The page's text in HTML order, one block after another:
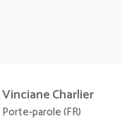
VincianeCharlier
Porte-parole (FR)